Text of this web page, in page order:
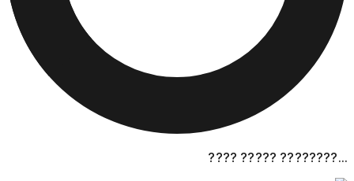
???? ????? ????????...